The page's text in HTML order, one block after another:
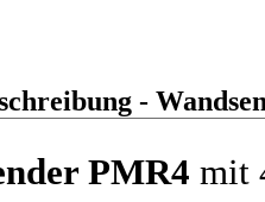
-
PMR4 mit